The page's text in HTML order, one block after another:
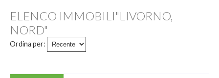
VENDITA RESIDENZIALE
AFFITTO RESIDENZIALE
VENDITA COMMERCIALE
ELENCO IMMOBILI"LIVORNO,
NORD"
Ordina per: